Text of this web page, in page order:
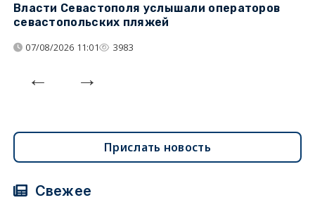
Власти Севастополя услышали операторов
севастопольских пляжей
07/08/2026 11:01 3983
Прислать новость
Свежее